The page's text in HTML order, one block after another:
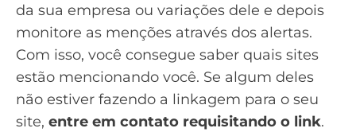
da sua empresa ou variações dele e depois
monitore as menções através dos alertas.
Com isso, você consegue saber quais sites
estão mencionando você. Se algum deles
não estiver fazendo a linkagem para o seu
site, entre em contato requisitando o link.